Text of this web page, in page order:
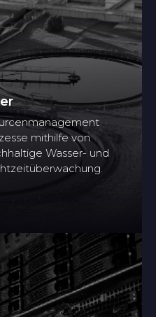
mithilfe von
Wasser- und